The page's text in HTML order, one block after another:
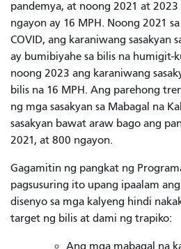
pandemya, at noong 2021 at
ngayon ay 16 MPH. Noong 2021
COVID, ang karaniwang sasakyan
ay bumibiyahe sa bilis na humigit-
noong 2023 ang karaniwang
bilis na 16 MPH. Ang parehong
ng mga sasakyan sa Mabagal na
sasakyan bawat araw bago ang
2021, at 800 ngayon.
Gagamitin ng pangkat ng
pagsusuring ito upang ipaalam
disenyo sa mga kalyeng hindi
target ng bilis at dami ng trapiko:
Ang mga mabagal na